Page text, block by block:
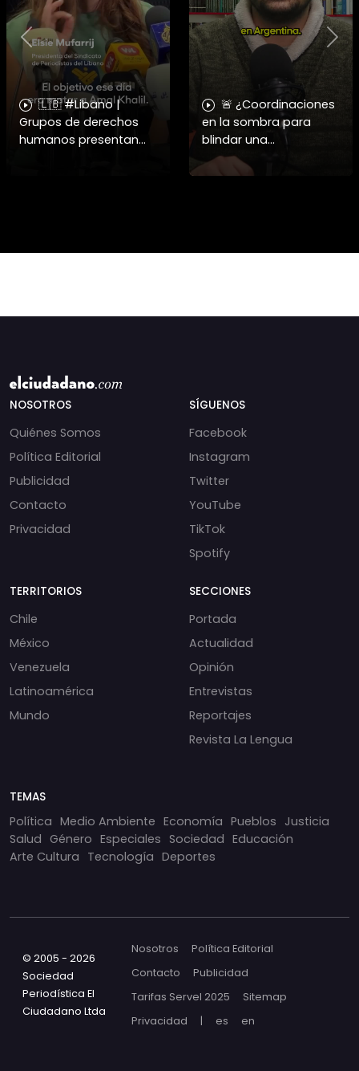
🇱🇧 #Libano |
Grupos de derechos
humanos presentan
🚨 ¿Coordinaciones
en la sombra para
blindar una
candidatura
presidencial? Nuevos
Previous
NOSOTROS
Quiénes Somos
Política Editorial
Publicidad
Contacto
Privacidad
SÍGUENOS
Facebook
Instagram
Twitter
YouTube
TikTok
Spotify
TERRITORIOS
Chile
México
Venezuela
Latinoamérica
Mundo
SECCIONES
Portada
Actualidad
Opinión
Entrevistas
Reportajes
Revista La Lengua
TEMAS
Política Medio Ambiente Economía Pueblos Justicia
Salud Género Especiales Sociedad Educación
Arte Cultura Tecnología Deportes
© 2005 - 2026
Sociedad
Periodística El
Ciudadano Ltda
Nosotros
Política Editorial
Contacto
Publicidad
Tarifas Servel 2025
Sitemap
Privacidad
| es en